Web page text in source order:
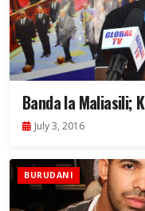
Banda la Maliasili;
July 3, 2016
BURUDANI